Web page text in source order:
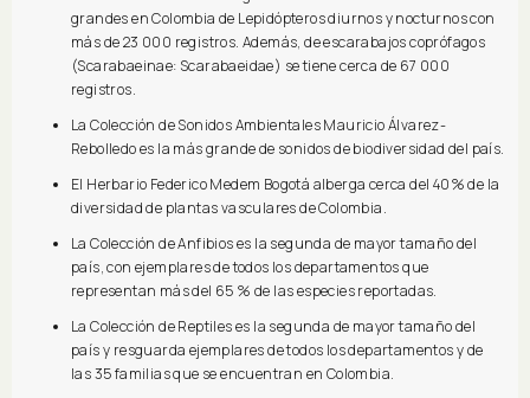
grandes en Colombia de Lepidópteros diurnos y nocturnos con
más de 23 000 registros. Además, de escarabajos coprófagos
(Scarabaeinae: Scarabaeidae) se tiene cerca de 67 000
registros.
La Colección de Sonidos Ambientales Mauricio Álvarez-
Rebolledo es la más grande de sonidos de biodiversidad del país.
El Herbario Federico Medem Bogotá alberga cerca del 40% de la
diversidad de plantas vasculares de Colombia.
La Colección de Anfibios es la segunda de mayor tamaño del
país, con ejemplares de todos los departamentos que
representan más del 65 % de las especies reportadas.
La Colección de Reptiles es la segunda de mayor tamaño del
país y resguarda ejemplares de todos los departamentos y de
las 35 familias que se encuentran en Colombia.